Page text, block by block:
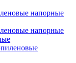
напорные
напорные